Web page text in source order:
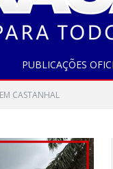
PUBLICAÇÕES
CASTANHAL